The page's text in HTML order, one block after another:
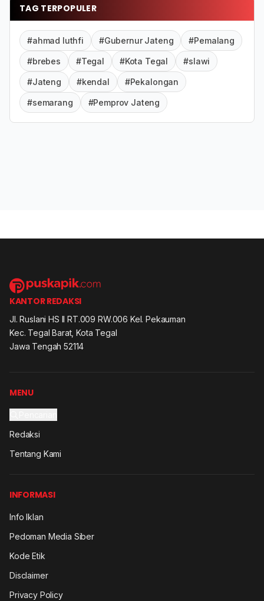
TAG TERPOPULER
#ahmad luthfi #Gubernur Jateng #Pemalang
#brebes #Tegal #Kota Tegal #slawi
#Jateng #kendal #Pekalongan
#semarang #Pemprov Jateng
KANTOR REDAKSI
Jl. Ruslani HS II RT.009 RW.006 Kel. Pekauman
Kec. Tegal Barat, Kota Tegal
Jawa Tengah 52114
MENU
Redaksi
Tentang Kami
INFORMASI
Info Iklan
Pedoman Media Siber
Kode Etik
Disclaimer
Privacy Policy